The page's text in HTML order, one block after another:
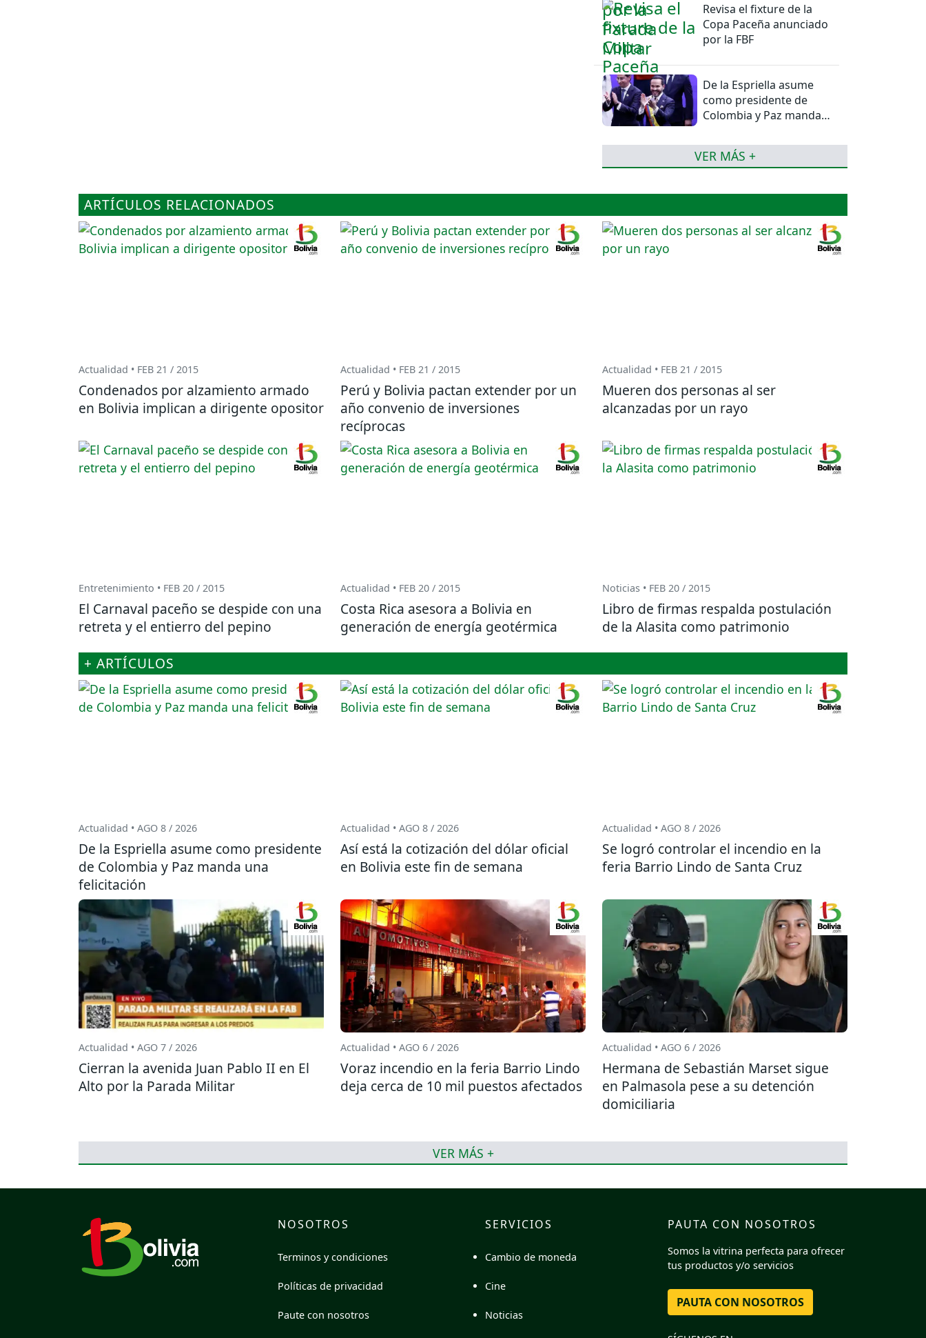
Revisa el fixture de la
Copa Paceña anunciado
por la FBF
De la Espriella asume
como presidente de
Colombia y Paz manda
VER MÁS +
ARTÍCULOS RELACIONADOS
Actualidad • FEB 21 / 2015
Condenados por alzamiento armado
en Bolivia implican a dirigente opositor
Actualidad • FEB 21 / 2015
Perú y Bolivia pactan extender por un
año convenio de inversiones
recíprocas
Actualidad • FEB 21 / 2015
Mueren dos personas al ser
alcanzadas por un rayo
Entretenimiento • FEB 20 / 2015
El Carnaval paceño se despide con una
retreta y el entierro del pepino
Actualidad • FEB 20 / 2015
Costa Rica asesora a Bolivia en
generación de energía geotérmica
Noticias • FEB 20 / 2015
Libro de firmas respalda postulación
de la Alasita como patrimonio
+ ARTÍCULOS
Actualidad • AGO 8 / 2026
De la Espriella asume como presidente
de Colombia y Paz manda una
felicitación
Actualidad • AGO 8 / 2026
Así está la cotización del dólar oficial
en Bolivia este fin de semana
Actualidad • AGO 8 / 2026
Se logró controlar el incendio en la
feria Barrio Lindo de Santa Cruz
Actualidad • AGO 7 / 2026
Cierran la avenida Juan Pablo II en El
Alto por la Parada Militar
Actualidad • AGO 6 / 2026
Voraz incendio en la feria Barrio Lindo
deja cerca de 10 mil puestos afectados
Actualidad • AGO 6 / 2026
Hermana de Sebastián Marset sigue
en Palmasola pese a su detención
domiciliaria
VER MÁS +
NOSOTROS
Terminos y condiciones
Políticas de privacidad
Paute con nosotros
SERVICIOS
Cambio de moneda
Cine
Noticias
PAUTA CON NOSOTROS
Somos la vitrina perfecta para ofrecer
tus productos y/o servicios
PAUTA CON NOSOTROS